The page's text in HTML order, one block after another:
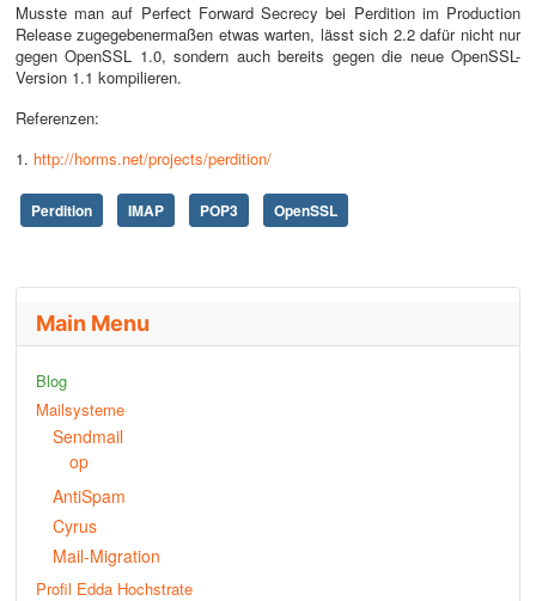
Musste man auf Perfect Forward Secrecy bei Perdition im Production
Release zugegebenermaßen etwas warten, lässt sich 2.2 dafür nicht nur
gegen OpenSSL 1.0, sondern auch bereits gegen die neue OpenSSL-
Version 1.1 kompilieren.
Referenzen:
1. http://horms.net/projects/perdition/
Perdition IMAP POP3 OpenSSL
Main Menu
Blog
Mailsysteme
Sendmail
op
AntiSpam
Cyrus
Mail-Migration
Profil Edda Hochstrate